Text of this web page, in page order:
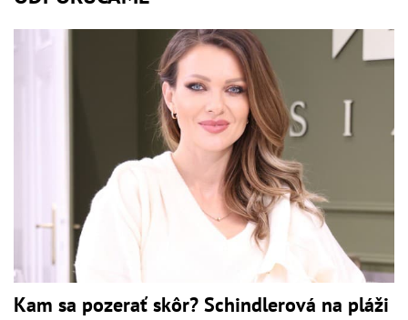
Kam sa pozerať skôr? Schindlerová na pláži